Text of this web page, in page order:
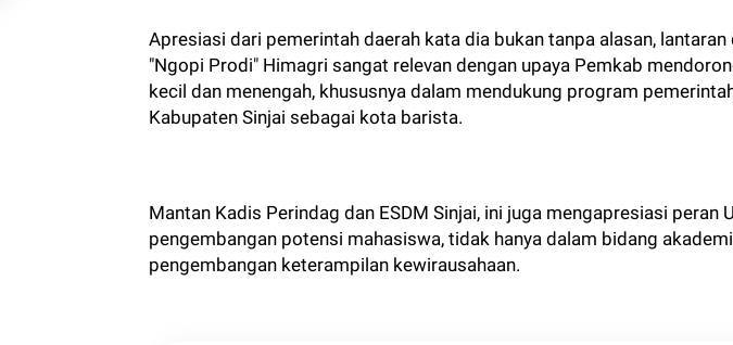
Apresiasi dari pemerintah daerah kata dia bukan tanpa alasan,
"Ngopi Prodi" Himagri sangat relevan dengan upaya Pemkab
kecil dan menengah, khususnya dalam mendukung program
Kabupaten Sinjai sebagai kota barista.
Mantan Kadis Perindag dan ESDM Sinjai, ini juga mengapresiasi peran
pengembangan potensi mahasiswa, tidak hanya dalam bidang
pengembangan keterampilan kewirausahaan.